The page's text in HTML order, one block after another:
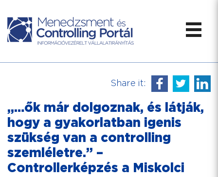
Share it:
„…ők már dolgoznak, és látják,
hogy a gyakorlatban igenis
szükség van a controlling
szemléletre.” –
Controllerképzés a Miskolci